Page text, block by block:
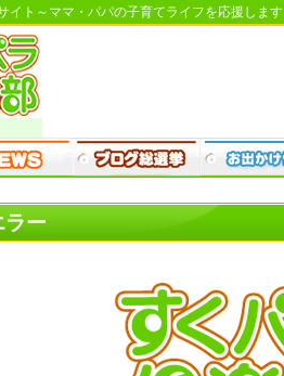
イト～ママ・パパの子育てライフを応援しま
ラー